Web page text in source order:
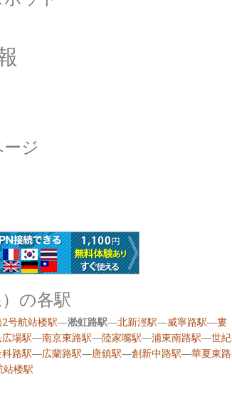
ジ
の各駅
号航站楼駅―淞虹路駅―北新涇駅―威寧路駅―婁
広場駅―南京東路駅―陸家嘴駅―浦東南路駅―世紀
路駅―広蘭路駅―唐鎮駅―創新中路駅―華夏東路
站楼駅